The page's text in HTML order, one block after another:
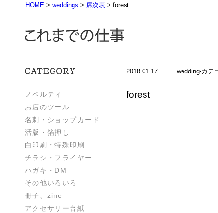
HOME > weddings > 席次表 > forest
ノベルティ
お店のツール
名刺・ショップカード
活版・箔押し
白印刷・特殊印刷
チラシ・フライヤー
ハガキ・DM
その他いろいろ
冊子、zine
アクセサリー台紙
2018.01.17 ｜ wedding-カテ
forest